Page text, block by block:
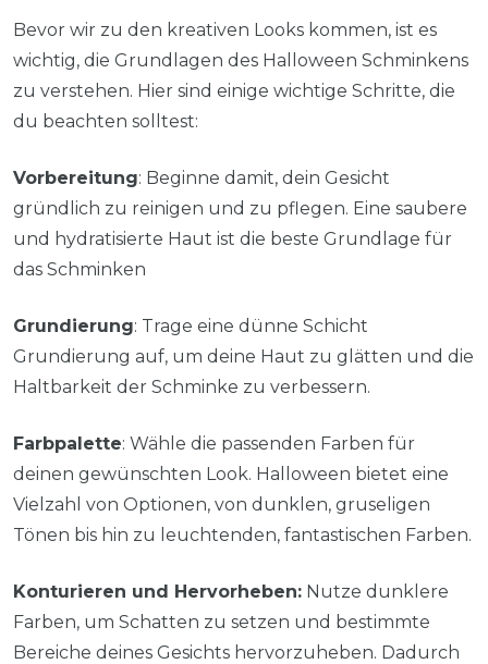
Bevor wir zu den kreativen Looks kommen, ist es
wichtig, die Grundlagen des Halloween Schminkens
zu verstehen. Hier sind einige wichtige Schritte, die
du beachten solltest:
Vorbereitung: Beginne damit, dein Gesicht
gründlich zu reinigen und zu pflegen. Eine saubere
und hydratisierte Haut ist die beste Grundlage für
das Schminken
Grundierung: Trage eine dünne Schicht
Grundierung auf, um deine Haut zu glätten und die
Haltbarkeit der Schminke zu verbessern.
Farbpalette: Wähle die passenden Farben für
deinen gewünschten Look. Halloween bietet eine
Vielzahl von Optionen, von dunklen, gruseligen
Tönen bis hin zu leuchtenden, fantastischen Farben.
Konturieren und Hervorheben: Nutze dunklere
Farben, um Schatten zu setzen und bestimmte
Bereiche deines Gesichts hervorzuheben. Dadurch